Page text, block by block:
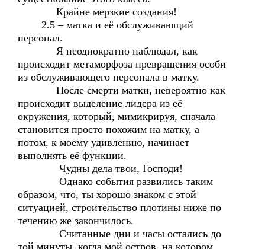
Крайне мерзкие создания!
2.5 – матка и её обслуживающий
персонал.
Я неоднократно наблюдал, как
происходит метаморфоза превращения особи
из обслуживающего персонала в матку.
После смерти матки, невероятно как
происходит выделение лидера из её
окружения, который, мимикрируя, сначала
становится просто похожим на матку, а
потом, к моему удивлению, начинает
выполнять её функции.
Чудны дела твои, Господи!
Однако события развились таким
образом, что, ты хорошо знаком с этой
ситуацией, строительство плотины ниже по
течению же закончилось.
Считанные дни и часы остались до
той минуты, когда мой остров, на котором